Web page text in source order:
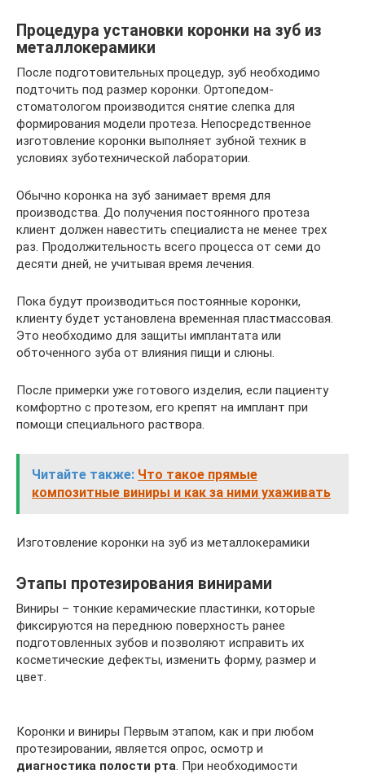
Процедура установки коронки на зуб из
металлокерамики
После подготовительных процедур, зуб необходимо
подточить под размер коронки. Ортопедом-
стоматологом производится снятие слепка для
формирования модели протеза. Непосредственное
изготовление коронки выполняет зубной техник в
условиях зуботехнической лаборатории.
Обычно коронка на зуб занимает время для
производства. До получения постоянного протеза
клиент должен навестить специалиста не менее трех
раз. Продолжительность всего процесса от семи до
десяти дней, не учитывая время лечения.
Пока будут производиться постоянные коронки,
клиенту будет установлена временная пластмассовая.
Это необходимо для защиты имплантата или
обточенного зуба от влияния пищи и слюны.
После примерки уже готового изделия, если пациенту
комфортно с протезом, его крепят на имплант при
помощи специального раствора.
Читайте также: Что такое прямые
композитные виниры и как за ними ухаживать
Изготовление коронки на зуб из металлокерамики
Этапы протезирования винирами
Виниры – тонкие керамические пластинки, которые
фиксируются на переднюю поверхность ранее
подготовленных зубов и позволяют исправить их
косметические дефекты, изменить форму, размер и
цвет.
Коронки и виниры Первым этапом, как и при любом
протезировании, является опрос, осмотр и
диагностика полости рта. При необходимости